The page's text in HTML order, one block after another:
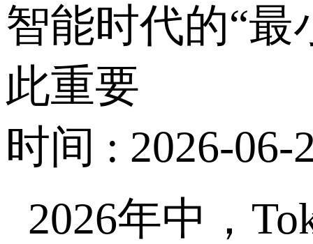
智能时代的“最
此重要
时间 : 2026-06-
2026年中，